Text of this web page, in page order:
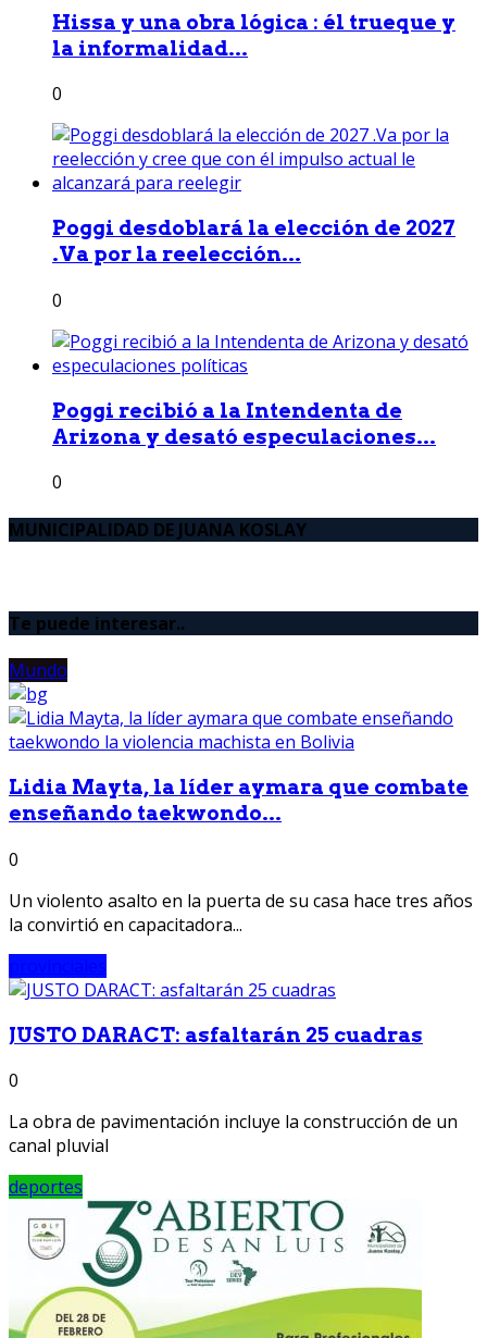
Hissa y una obra lógica : él trueque y
la informalidad...
0
Poggi desdoblará la elección de 2027
.Va por la reelección...
0
Poggi recibió a la Intendenta de
Arizona y desató especulaciones...
0
MUNICIPALIDAD DE JUANA KOSLAY
Te puede interesar..
Mundo
Lidia Mayta, la líder aymara que combate
enseñando taekwondo...
0
Un violento asalto en la puerta de su casa hace tres años
la convirtió en capacitadora...
JUSTO DARACT: asfaltarán 25 cuadras
0
La obra de pavimentación incluye la construcción de un
canal pluvial
deportes